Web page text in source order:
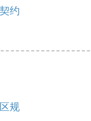
约
规